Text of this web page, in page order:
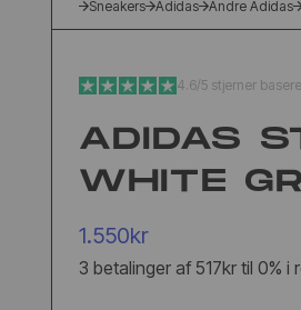
Sneakers Adidas Andre Adidas
4.6/5 stjerner
ADIDAS
WHITE
1.550kr
3 betalinger af 517kr til 0% i